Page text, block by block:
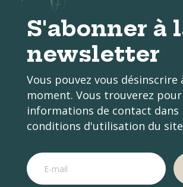
S'abonner à
newsletter
Vous pouvez vous désinscrire
moment. Vous trouverez
informations de contact dans
conditions d'utilisation du